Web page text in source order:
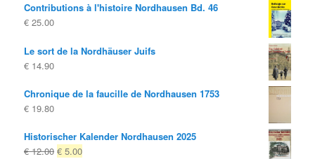
Contributions à l'histoire Nordhausen Bd. 46
€ 25.00
Le sort de la Nordhäuser Juifs
€ 14.90
Chronique de la faucille de Nordhausen 1753
€ 19.80
Historischer Kalender Nordhausen 2025
€12.00 Le
€ 5.00Le